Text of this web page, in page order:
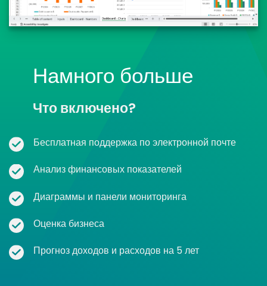
Намного больше
Что включено?
Бесплатная поддержка по электронной почте
Анализ финансовых показателей
Диаграммы и панели мониторинга
Оценка бизнеса
Прогноз доходов и расходов на 5 лет